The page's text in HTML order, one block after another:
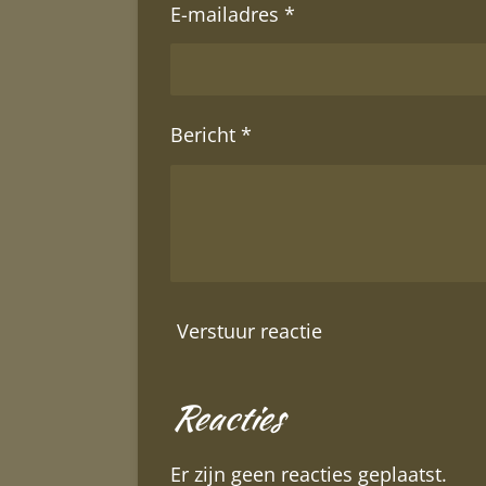
E-mailadres *
Bericht *
Verstuur reactie
Reacties
Er zijn geen reacties geplaatst.